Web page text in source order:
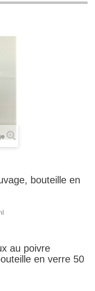
bouteille en
au poivre
en verre 50